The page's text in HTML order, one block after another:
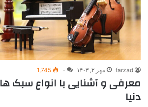
farzad مهر ۲, ۱۴۰۳ ۰ 1,745
معرفی و آشنایی با انواع سبک‌
دنیا